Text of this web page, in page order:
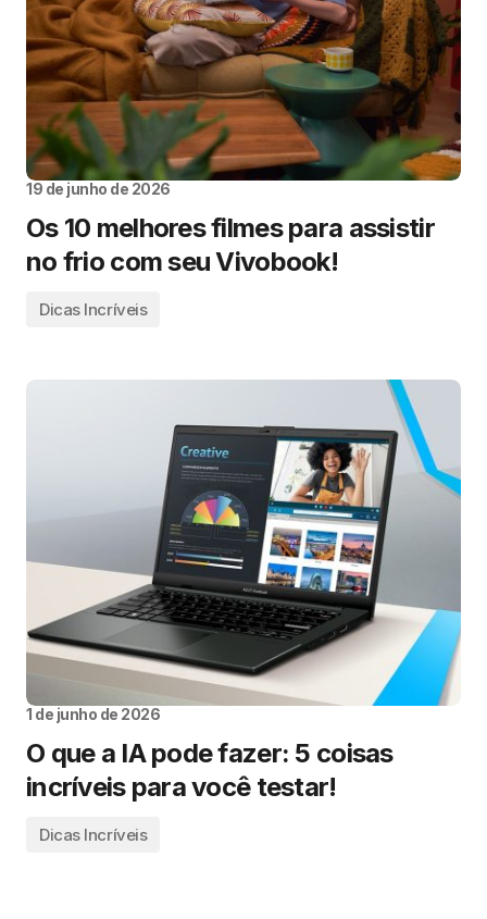
19 de junho de 2026
Os 10 melhores filmes para assistir
no frio com seu Vivobook!
Dicas Incríveis
1 de junho de 2026
O que a IA pode fazer: 5 coisas
incríveis para você testar!
Dicas Incríveis